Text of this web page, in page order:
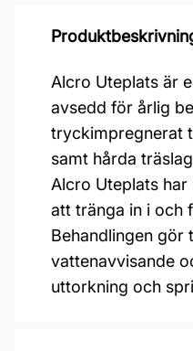
Alcro Uteplats är
avsedd för årlig
tryckimpregnerat
samt hårda
Alcro Uteplats
att tränga in i och
Behandlingen gör
vattenavvisande
uttorkning och